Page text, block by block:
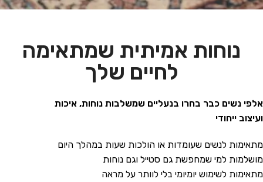
נוחות אמיתית שמתאימה
לחיים שלך
אלפי נשים כבר בחרו בנעליים שמשלבות נוחות, איכות
ועיצוב ייחודי
מתאימות לנשים שעומדות או הולכות שעות במהלך היום
מושלמות למי שמחפשת גם סטייל וגם נוחות
מתאימות לשימוש יומיומי בלי לוותר על מראה